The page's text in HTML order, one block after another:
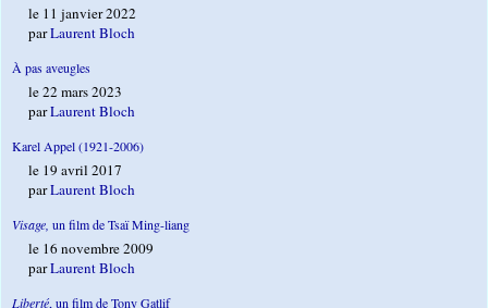
le 11 janvier 2022
parLaurent Bloch
À pas aveugles
le 22 mars 2023
parLaurent Bloch
Karel Appel (1921-2006)
le 19 avril 2017
parLaurent Bloch
Visage, un film de Tsaï Ming-liang
le 16 novembre 2009
parLaurent Bloch
Liberté, un film de Tony Gatlif